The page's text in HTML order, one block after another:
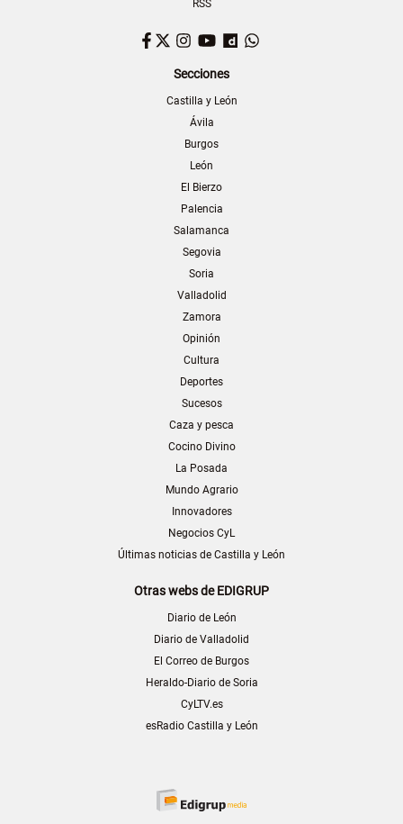
RSS
Facebook
TwitterInstagram
YouTubeDailymotion
Secciones
Castilla y León
Ávila
Burgos
León
El Bierzo
Palencia
Salamanca
Segovia
Soria
Valladolid
Zamora
Opinión
Cultura
Deportes
Sucesos
Caza y pesca
Cocino Divino
La Posada
Mundo Agrario
Innovadores
Negocios CyL
Últimas noticias de Castilla y León
Otras webs de EDIGRUP
Diario de León
Diario de Valladolid
El Correo de Burgos
Heraldo-Diario de Soria
CyLTV.es
esRadio Castilla y León